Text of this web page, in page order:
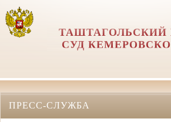
ТАШТАГОЛЬСКИЙ
СУД
ПРЕСС-СЛУЖБА